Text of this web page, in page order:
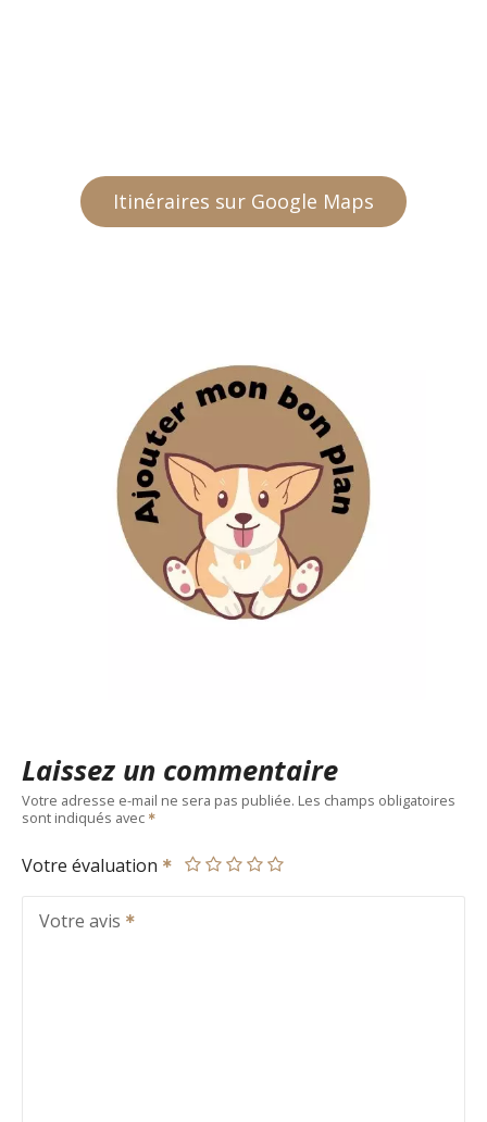
Itinéraires sur Google Maps
Laissez un commentaire
Votre adresse e-mail ne sera pas publiée. Les champs obligatoires
sont indiqués avec
Votre évaluation
Votre avis